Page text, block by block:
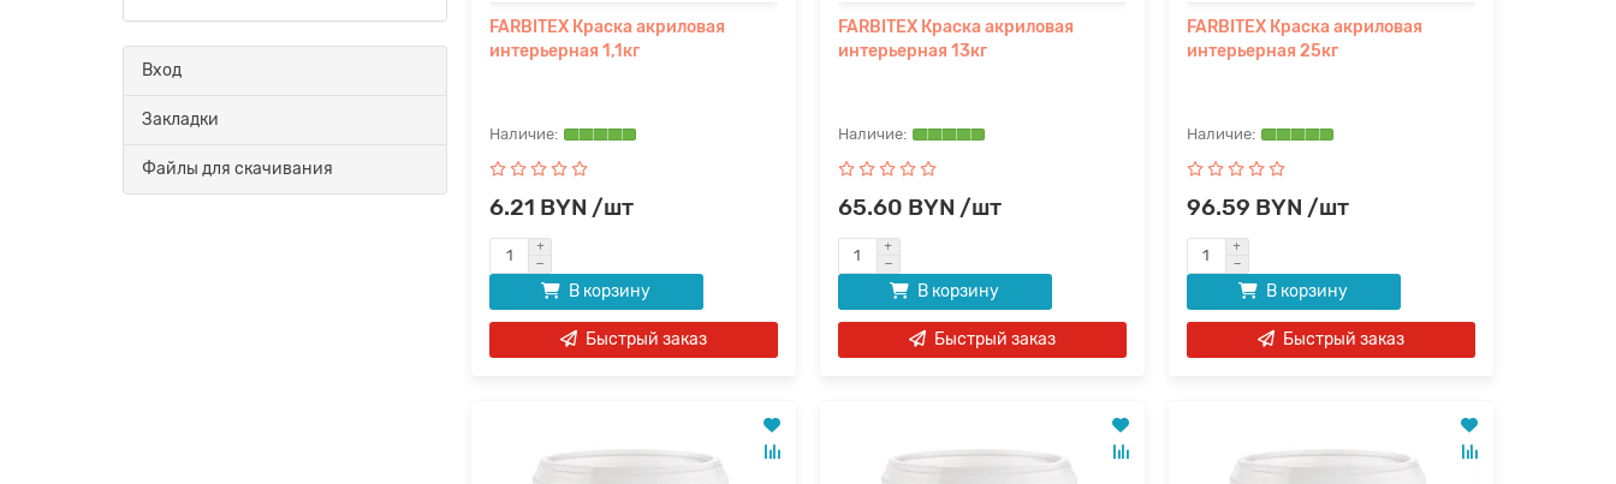
Вход
Закладки
Файлы для скачивания
FARBITEX Краска акриловая
интерьерная 1,1кг
6.21 BYN /шт
В корзину
Быстрый заказ
FARBITEX Краска акриловая
интерьерная 13кг
65.60 BYN /шт
В корзину
Быстрый заказ
FARBITEX Краска акриловая
интерьерная 25кг
96.59 BYN /шт
В корзину
Быстрый заказ